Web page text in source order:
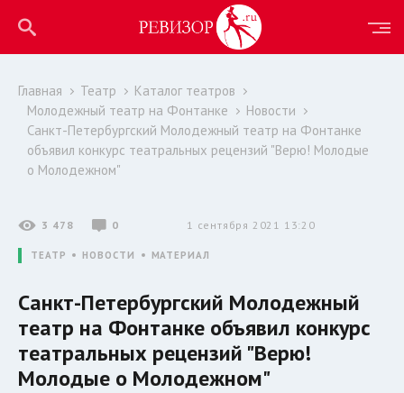
Главная Театр
Каталог театров
Молодежный театр на Фонтанке
Новости
Санкт-Петербургский Молодежный театр на Фонтанке
объявил конкурс театральных рецензий "Верю! Молодые
о Молодежном"
3 478 0 1 сентября 2021 13:20
ТЕАТР НОВОСТИ МАТЕРИАЛ
Санкт-Петербургский Молодежный
театр на Фонтанке объявил конкурс
театральных рецензий "Верю!
Молодые о Молодежном"